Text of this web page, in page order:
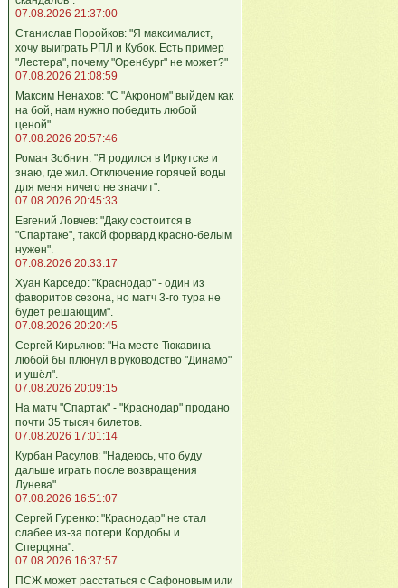
07.08.2026 21:37:00
Станислав Поройков: "Я максималист,
хочу выиграть РПЛ и Кубок. Есть пример
"Лестера", почему "Оренбург" не может?"
07.08.2026 21:08:59
Максим Ненахов: "С "Акроном" выйдем как
на бой, нам нужно победить любой
ценой".
07.08.2026 20:57:46
Роман Зобнин: "Я родился в Иркутске и
знаю, где жил. Отключение горячей воды
для меня ничего не значит".
07.08.2026 20:45:33
Евгений Ловчев: "Даку состоится в
"Спартаке", такой форвард красно-белым
нужен".
07.08.2026 20:33:17
Хуан Карседо: "Краснодар" - один из
фаворитов сезона, но матч 3-го тура не
будет решающим".
07.08.2026 20:20:45
Сергей Кирьяков: "На месте Тюкавина
любой бы плюнул в руководство "Динамо"
и ушёл".
07.08.2026 20:09:15
На матч "Спартак" - "Краснодар" продано
почти 35 тысяч билетов.
07.08.2026 17:01:14
Курбан Расулов: "Надеюсь, что буду
дальше играть после возвращения
Лунева".
07.08.2026 16:51:07
Сергей Гуренко: "Краснодар" не стал
слабее из-за потери Кордобы и
Сперцяна".
07.08.2026 16:37:57
ПСЖ может расстаться с Сафоновым или